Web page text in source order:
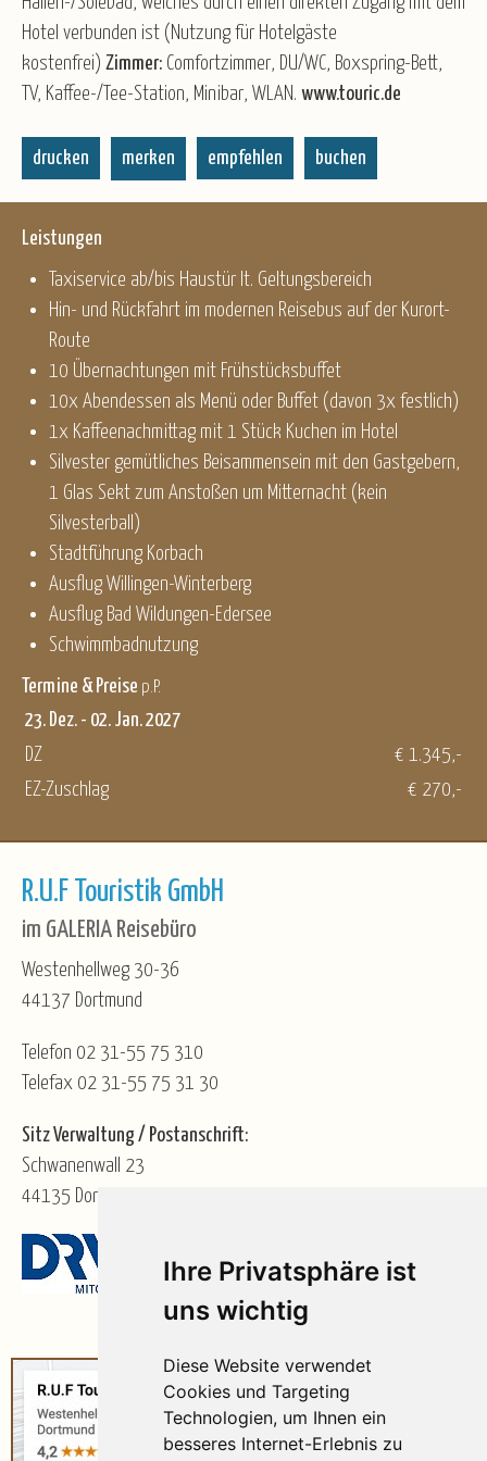
Ihre Privatsphäre ist
uns wichtig
Diese Website verwendet
Cookies und Targeting
Technologien, um Ihnen ein
besseres Internet-Erlebnis zu
Hotel verbunden ist (Nutzung für Hotelgäste
kostenfrei) Zimmer: Comfortzimmer, DU/WC, Boxspring-Bett,
TV, Kaffee-/Tee-Station, Minibar, WLAN. www.touric.de
drucken merken empfehlen buchen
Leistungen
Taxiservice ab/bis Haustür lt. Geltungsbereich
Hin- und Rückfahrt im modernen Reisebus auf der Kurort-
Route
10 Übernachtungen mit Frühstücksbuffet
10x Abendessen als Menü oder Buffet (davon 3x festlich)
1x Kaffeenachmittag mit 1 Stück Kuchen im Hotel
Silvester gemütliches Beisammensein mit den Gastgebern,
1 Glas Sekt zum Anstoßen um Mitternacht (kein
Silvesterball)
Stadtführung Korbach
Ausflug Willingen-Winterberg
Ausflug Bad Wildungen-Edersee
Schwimmbadnutzung
Termine & Preise p.P.
23. Dez. - 02. Jan. 2027
DZ
€ 1.345,-
EZ-Zuschlag
€ 270,-
R.U.F Touristik GmbH
im GALERIA Reisebüro
Westenhellweg 30-36
44137 Dortmund
Telefon 02 31-55 75 310
Telefax 02 31-55 75 31 30
Sitz Verwaltung / Postanschrift:
Schwanenwall 23
44135 Dortmund